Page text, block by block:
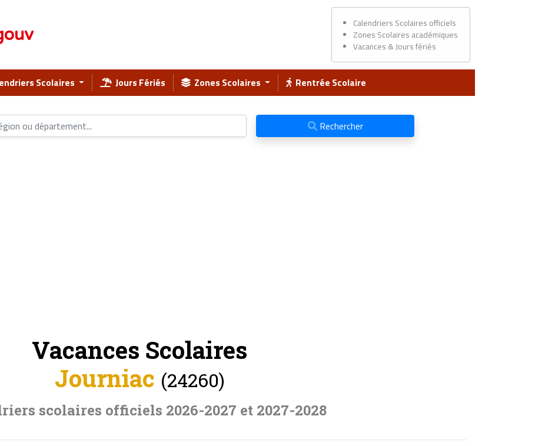
Calendriers Scolaires officiels
Zones Scolaires académiques
Vacances & Jours fériés
Scolaires Jours Fériés Zones Scolaires Rentrée Scolaire
Rechercher
Vacances Scolaires
Journiac (24260)
scolaires officiels 2026-2027 et 2027-2028